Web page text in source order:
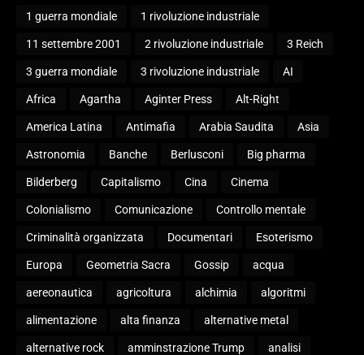
1 guerra mondiale 1 rivoluzione industriale
11 settembre 2001 2 rivoluzione industriale 3 Reich
3 guerra mondiale 3 rivoluzione industriale AI
Africa Agartha Aginter Press Alt-Right
America Latina Antimafia Arabia Saudita Asia
Astronomia Banche Berlusconi Big pharma
Bilderberg Capitalismo Cina Cinema
Colonialismo Comunicazione Controllo mentale
Criminalità organizzata Documentari Esoterismo
Europa Geometria Sacra Gossip acqua
aereonautica agricoltura alchimia algoritmi
alimentazione alta finanza alternative metal
alternative rock amminstrazione Trump analisi